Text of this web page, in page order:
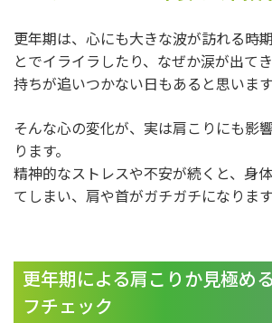
更年期は、心にも大きな波が訪れる時
とでイライラしたり、なぜか涙が出て
持ちが追いつかない日もあると思います
そんな心の変化が、実は肩こりにも影
ります。
精神的なストレスや不安が続くと、身
てしまい、肩や首がガチガチになります
更年期による肩こりか見極め
フチェック